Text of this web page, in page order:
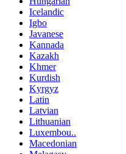
Icelandic
Igbo
Javanese
Kannada
Kazakh
Khmer
Kurdish
Kyrgyz
Latin
Latvian
Lithuanian
Luxembou..
Macedonian